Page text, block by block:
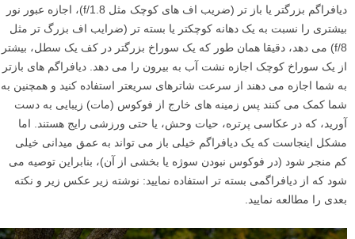
دیافراگم بزرگتر یا باز تر (ضریب اف های کوچک مثل f/1.8)، اجازه عبور نور
بیشتری را نسبت به یک دهانه کوچکتر یا بسته تر (ضرایب اف بزرگ تر مثل
f/8) می دهد، دقیقا همان طور که یک سوراخ بزرگتر در کف یک سطل، بیشتر
از یک سوراخ کوچک اجازه نشت آب به بیرون را می دهد. دیافراگم های بازتر
به شما اجازه می دهند از سرعت شاترهای سریعتر استفاده کنید و همچنین به
شما کمک می کنند پس زمینه های خارج از فوکوس (مات) زیبایی به دست
آورید، که در عکاسی پرتره، حیات وحش، یا حتی ورزشی رایج هستند. اما
مشکل اینجاست که یک دیافراگم خیلی باز می تواند به عمق میدانی خیلی
کم منجر شود (در فوکوس نبودن سوژه یا بخشی از آن)، بنابراین توصیه می
شود که از دیافراگمی بسته تر استفاده نمایید: نوشته زیر عکس زیر و نکته
بعدی را مطالعه نمایید.